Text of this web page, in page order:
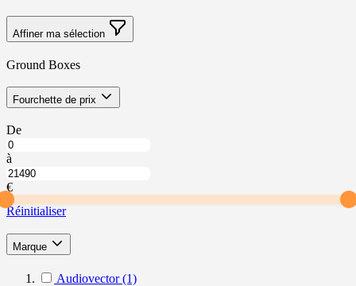
Affiner ma sélection
Ground Boxes
Skip
to
list
Fourchette de prix filter
DeÀ
Fourchette
à
Fourchette
de
prix
€
Réinitialiser
Marque filter
Audiovector (1)